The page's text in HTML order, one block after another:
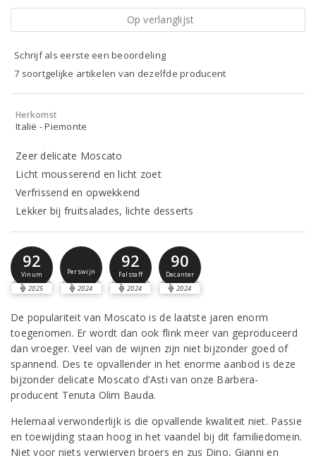
Op verlanglijst
Schrijf als eerste een beoordeling
7 soortgelijke artikelen van dezelfde producent
Herkomst
Italië - Piemonte
Zeer delicate Moscato
Licht mousserend en licht zoet
Verfrissend en opwekkend
Lekker bij fruitsalades, lichte desserts
92
Vinum
2025
Perswijn
2024
92
Falstaff
2024
90
Decanter
2024
De populariteit van Moscato is de laatste jaren enorm
toegenomen. Er wordt dan ook flink meer van geproduceerd
dan vroeger. Veel van de wijnen zijn niet bijzonder goed of
spannend. Des te opvallender in het enorme aanbod is deze
bijzonder delicate Moscato d’Asti van onze Barbera-
producent Tenuta Olim Bauda.
Helemaal verwonderlijk is die opvallende kwaliteit niet. Passie
en toewijding staan hoog in het vaandel bij dit familiedomein.
Niet voor niets verwierven broers en zus Dino, Gianni en